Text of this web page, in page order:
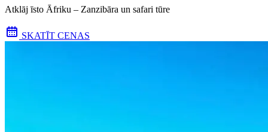
Atklāj īsto Āfriku – Zanzibāra un safari tūre
SKATĪT CENAS